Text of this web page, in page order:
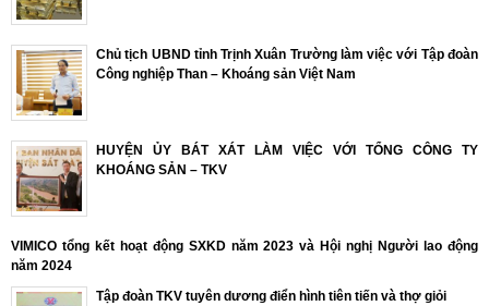
Chủ tịch UBND tỉnh Trịnh Xuân Trường làm việc với Tập đoàn
Công nghiệp Than – Khoáng sản Việt Nam
HUYỆN ỦY BÁT XÁT LÀM VIỆC VỚI TỔNG CÔNG TY
KHOÁNG SẢN – TKV
VIMICO tổng kết hoạt động SXKD năm 2023 và Hội nghị Người lao động
năm 2024
Tập đoàn TKV tuyên dương điển hình tiên tiến và thợ giỏi